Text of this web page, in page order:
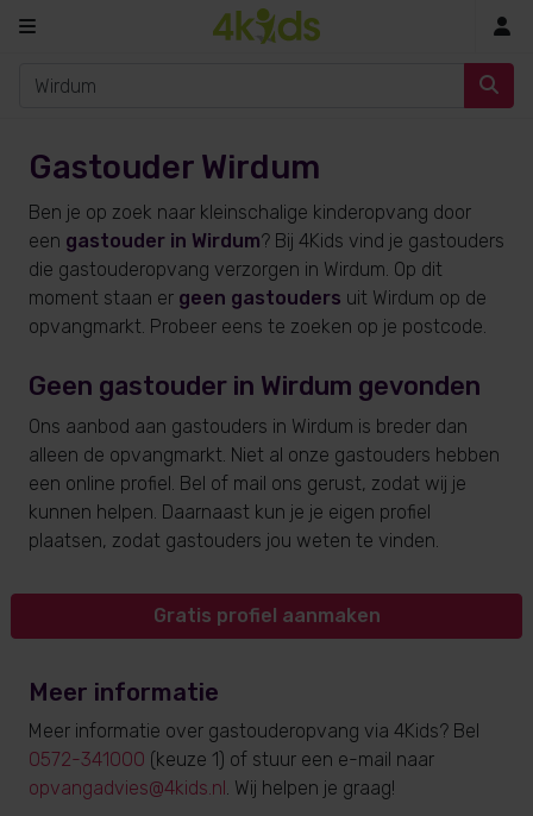
Gastouder Wirdum
Ben je op zoek naar kleinschalige kinderopvang door
een gastouder in Wirdum? Bij 4Kids vind je gastouders
die gastouderopvang verzorgen in Wirdum. Op dit
moment staan er geen gastouders uit Wirdum op de
opvangmarkt. Probeer eens te zoeken op je postcode.
Geen gastouder in Wirdum gevonden
Ons aanbod aan gastouders in Wirdum is breder dan
alleen de opvangmarkt. Niet al onze gastouders hebben
een online profiel. Bel of mail ons gerust, zodat wij je
kunnen helpen. Daarnaast kun je je eigen profiel
plaatsen, zodat gastouders jou weten te vinden.
Gratis profiel aanmaken
Meer informatie
Meer informatie over gastouderopvang via 4Kids? Bel
0572-341000 (keuze 1) of stuur een e-mail naar
opvangadvies@4kids.nl. Wij helpen je graag!